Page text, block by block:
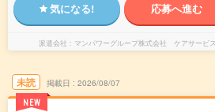
気になる! 応募へ進む
派遣会社 マンパワーグループ株式会社 ケアサービ
未読
NEW
掲載日 2026/08/07